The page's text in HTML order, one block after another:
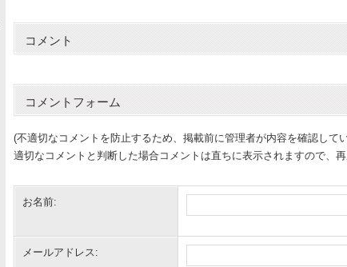
コメント
コメントフォーム
(不適切なコメントを防止するため、掲載前に管理者が内容を確認してい
適切なコメントと判断した場合コメントは直ちに表示されますので、
お名前:
メールアドレス: